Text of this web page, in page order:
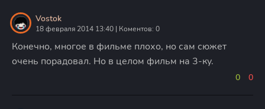
Vostok
18 февраля 2014 13:40 | Коментов: 0
Конечно, многое в фильме плохо, но сам сюжет
очень порадовал. Но в целом фильм на 3-ку.
0 0